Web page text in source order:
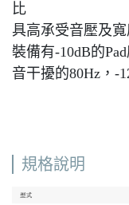
比
具高承受音壓及
裝備有-10dB的
音干擾的80Hz，-
規格說明